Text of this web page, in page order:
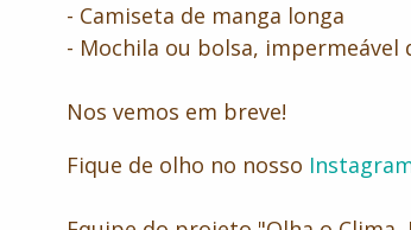
- Camiseta de manga longa
- Mochila ou bolsa, impermeável
Nos vemos em breve!
Fique de olho no nosso